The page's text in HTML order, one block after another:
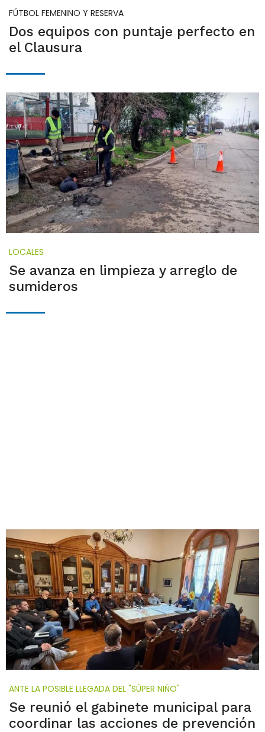
FÚTBOL FEMENINO Y RESERVA
Dos equipos con puntaje perfecto en
el Clausura
LOCALES
Se avanza en limpieza y arreglo de
sumideros
ANTE LA POSIBLE LLEGADA DEL "SÚPER NIÑO"
Se reunió el gabinete municipal para
coordinar las acciones de prevención